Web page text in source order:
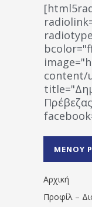
content/
ΜΕΝΟΥ
Αρχική
Προφίλ –